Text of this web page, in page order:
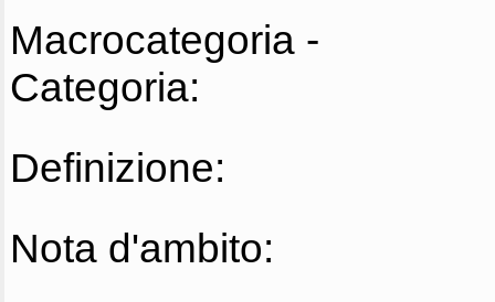
Macrocategoria -
Categoria:
Definizione:
Nota d'ambito: